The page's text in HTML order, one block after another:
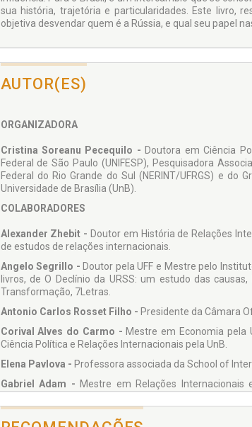
sua história, trajetória e particularidades. Este livro,
objetiva desvendar quem é a Rússia, e qual seu papel
AUTOR(ES)
ORGANIZADORA
Cristina Soreanu Pecequilo - Doutora em Ciência
Federal de São Paulo (UNIFESP), Pesquisadora
Federal do Rio Grande do Sul (NERINT/UFRGS) e do
Universidade de Brasília (UnB).
COLABORADORES
Alexander Zhebit - Doutor em História de Relações
de estudos de relações internacionais.
Angelo Segrillo - Doutor pela UFF e Mestre pelo
livros, de O Declínio da URSS: um estudo das
Transformação, 7Letras.
Antonio Carlos Rosset Filho - Presidente da Câmara
Corival Alves do Carmo - Mestre em Economia pela
Ciência Política e Relações Internacionais pela UnB.
Elena Pavlova - Professora associada da School of
Gabriel Adam - Mestre em Relações Internacionais
Gunther Rudzit - Doutor em Ciência Política pela USP;